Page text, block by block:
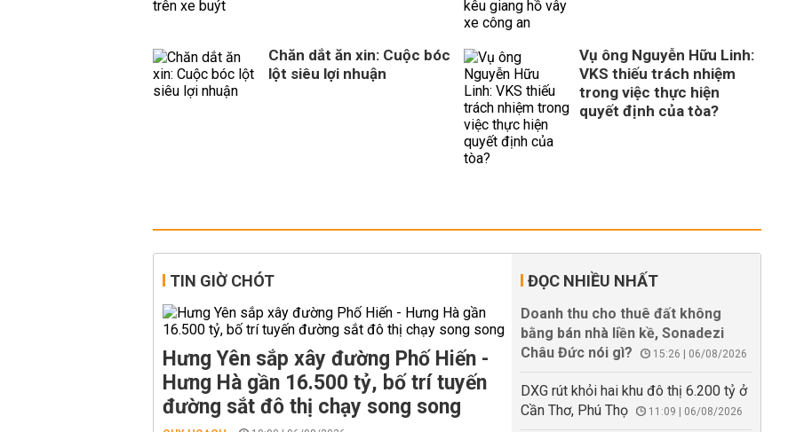
Chăn dắt ăn xin: Cuộc bóc
lột siêu lợi nhuận
Vụ ông Nguyễn Hữu Linh:
VKS thiếu trách nhiệm
trong việc thực hiện
quyết định của tòa?
TIN GIỜ CHÓT
Hưng Yên sắp xây đường Phố Hiến -
Hưng Hà gần 16.500 tỷ, bố trí tuyến
đường sắt đô thị chạy song song
ĐỌC NHIỀU NHẤT
Doanh thu cho thuê đất không
bằng bán nhà liền kề, Sonadezi
Châu Đức nói gì?
15:26 | 06/08/2026
DXG rút khỏi hai khu đô thị 6.200 tỷ ở
Cần Thơ, Phú Thọ
11:09 | 06/08/2026